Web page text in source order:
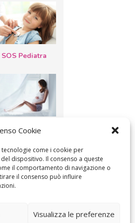
Cookie
come i cookie per
dispositivo. Il consenso a queste
il comportamento di navigazione o
il consenso può influire
Visualizza le preferenze
SOS Pediatra
settimane di
gravidanza